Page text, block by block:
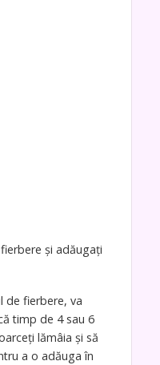
și adăugați
de fierbere, va
timp de 4 sau 6
lămâia și să
a o adăuga în